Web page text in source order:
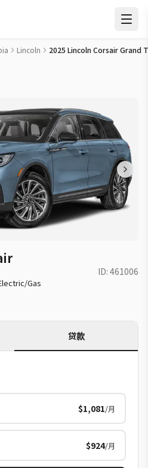
Car Lease Deals in
Lincoln 2025 Lincoln Corsair Grand
ID: 461006
Gas
贷款
$1,081/月
$924/月